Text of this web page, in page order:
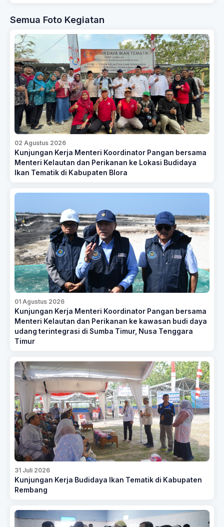
Semua Foto Kegiatan
02 Agustus 2026
Kunjungan Kerja Menteri Koordinator Pangan bersama
Menteri Kelautan dan Perikanan ke Lokasi Budidaya
Ikan Tematik di Kabupaten Blora
01 Agustus 2026
Kunjungan Kerja Menteri Koordinator Pangan bersama
Menteri Kelautan dan Perikanan ke kawasan budi daya
udang terintegrasi di Sumba Timur, Nusa Tenggara
Timur
31 Juli 2026
Kunjungan Kerja Budidaya Ikan Tematik di Kabupaten
Rembang